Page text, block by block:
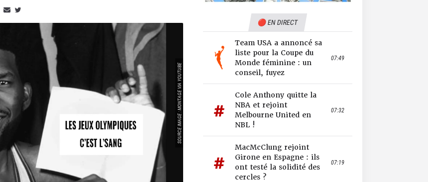
SOURCE IMAGE : MONTAGE VIA YOUTUBE
🔴 EN DIRECT
Team USA a annoncé sa
liste pour la Coupe du
Monde féminine : un
conseil, fuyez
07:49
Cole Anthony quitte la
NBA et rejoint
Melbourne United en
NBL !
07:32
MacMcClung rejoint
Girone en Espagne : ils
ont testé la solidité des
cercles ?
07:19